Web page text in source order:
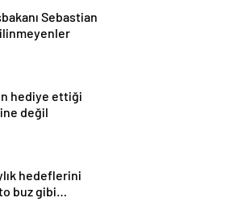
Sebastian
hediye ettiği
değil
açıkladı
hedeflerini
buz gibi…